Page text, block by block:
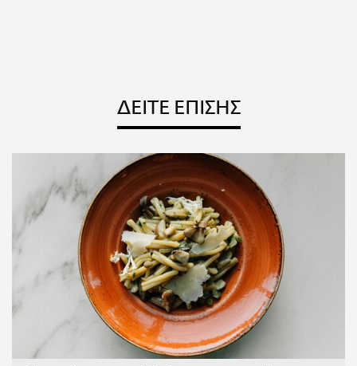
ΔΕΙΤΕ ΕΠΙΣΗΣ